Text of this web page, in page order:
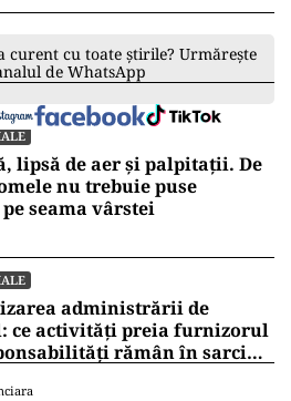
curent cu toate știrile? Urmărește
de WhatsApp
lipsă de aer și palpitații. De
nu trebuie puse
seama vârstei
administrării de
ce activități preia furnizorul
rămân în sarcina